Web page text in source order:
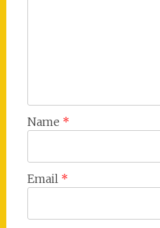
Name *
Email *